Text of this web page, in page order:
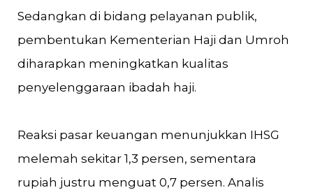
Sedangkan di bidang pelayanan publik,
pembentukan Kementerian Haji dan Umroh
diharapkan meningkatkan kualitas
penyelenggaraan ibadah haji.
Reaksi pasar keuangan menunjukkan IHSG
melemah sekitar 1,3 persen, sementara
rupiah justru menguat 0,7 persen. Analis